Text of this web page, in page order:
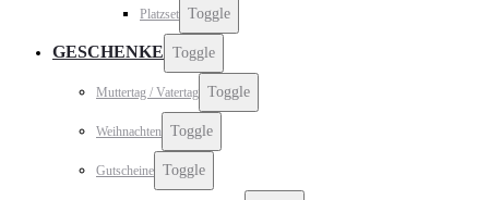
Platzset Toggle
GESCHENKE Toggle
Muttertag / Vatertag Toggle
Weihnachten Toggle
Gutscheine Toggle